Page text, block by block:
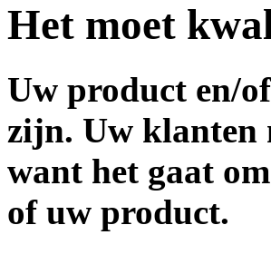
Het moet
Uw product en/
zijn. Uw klanten
want het gaat
of uw product.